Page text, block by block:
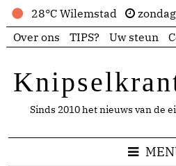
28°C Wilemstad
Over ons
TIPS? Uw steun
Sinds 2010 het nieuws van de